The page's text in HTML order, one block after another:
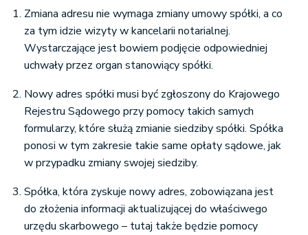
Zmiana adresu nie wymaga zmiany umowy spółki, a co
za tym idzie wizyty w kancelarii notarialnej.
Wystarczające jest bowiem podjęcie odpowiedniej
uchwały przez organ stanowiący spółki.
Nowy adres spółki musi być zgłoszony do Krajowego
Rejestru Sądowego przy pomocy takich samych
formularzy, które służą zmianie siedziby spółki. Spółka
ponosi w tym zakresie takie same opłaty sądowe, jak
w przypadku zmiany swojej siedziby.
Spółka, która zyskuje nowy adres, zobowiązana jest
do złożenia informacji aktualizującej do właściwego
urzędu skarbowego – tutaj także będzie pomocy